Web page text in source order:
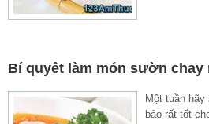
Bí quyêt làm món sườn chay
Một tuần
bảo rất tốt